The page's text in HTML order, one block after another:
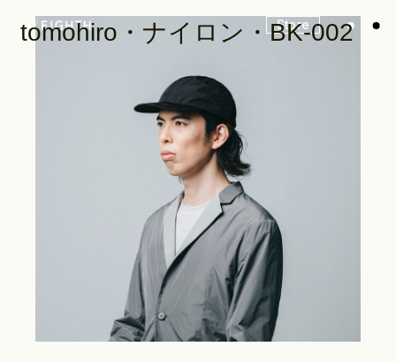
Store
Look
Construction
Product Lineup
tomohiro・ナイロン・BK-002